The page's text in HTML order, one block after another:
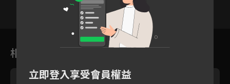
17 18 19
相關花絮
立即登入享受會員權益